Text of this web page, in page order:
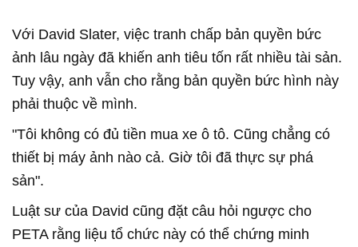
Với David Slater, việc tranh chấp bản quyền bức
ảnh lâu ngày đã khiến anh tiêu tốn rất nhiều tài sản.
Tuy vậy, anh vẫn cho rằng bản quyền bức hình này
phải thuộc về mình.
"Tôi không có đủ tiền mua xe ô tô. Cũng chẳng có
thiết bị máy ảnh nào cả. Giờ tôi đã thực sự phá
sản".
Luật sư của David cũng đặt câu hỏi ngược cho
PETA rằng liệu tổ chức này có thể chứng minh